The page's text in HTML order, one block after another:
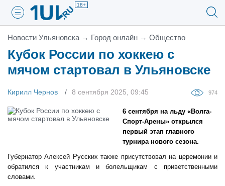
18+
Новости Ульяновска → Город онлайн → Общество
Кубок России по хоккею с
мячом стартовал в Ульяновске
Кирилл Чернов 8 сентября 2025, 09:45 974
6 сентября на льду «Волга-
Спорт-Арены» открылся
первый этап главного
турнира нового сезона.
Губернатор Алексей Русских также присутствовал на церемонии и
обратился к участникам и болельщикам с приветственными
словами.